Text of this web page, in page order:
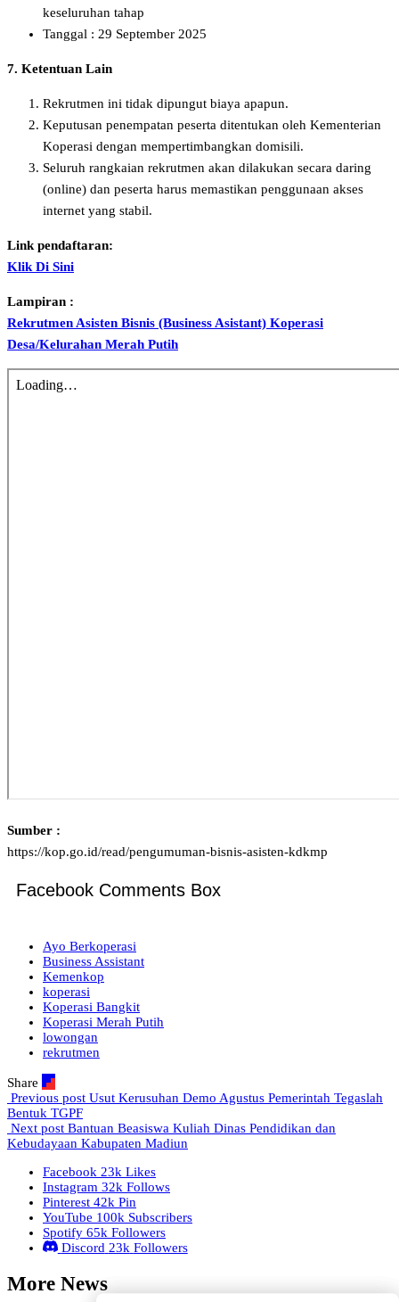
keseluruhan tahap
Tanggal : 29 September 2025
7. Ketentuan Lain
Rekrutmen ini tidak dipungut biaya apapun.
Keputusan penempatan peserta ditentukan oleh Kementerian
Koperasi dengan mempertimbangkan domisili.
Seluruh rangkaian rekrutmen akan dilakukan secara daring
(online) dan peserta harus memastikan penggunaan akses
internet yang stabil.
Link pendaftaran:
Klik Di Sini
Lampiran :
Rekrutmen Asisten Bisnis (Business Asistant) Koperasi
Desa/Kelurahan Merah Putih
Sumber :
https://kop.go.id/read/pengumuman-bisnis-asisten-kdkmp
Facebook Comments Box
Ayo Berkoperasi
Business Assistant
Kemenkop
koperasi
Koperasi Bangkit
Koperasi Merah Putih
lowongan
rekrutmen
Share
Previous post Usut Kerusuhan Demo Agustus Pemerintah Tegaslah
Bentuk TGPF
Next post Bantuan Beasiswa Kuliah Dinas Pendidikan dan
Kebudayaan Kabupaten Madiun
Facebook 23k Likes
Instagram 32k Follows
Pinterest 42k Pin
YouTube 100k Subscribers
Spotify 65k Followers
Discord 23k Followers
More News